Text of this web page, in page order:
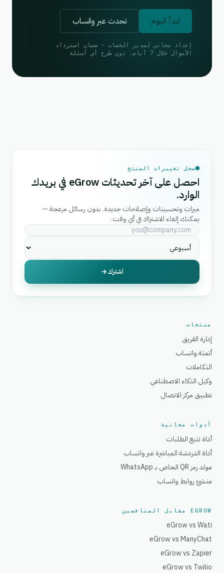
ابدأ اليوم تحدث عبر واتساب
إعداد مجاني لمدير الحساب · ضمان استرداد
الأموال خلال 7 أيام، دون طرح أي أسئلة
سجل تغييرات المنتج
احصل على آخر تحديثات eGrow في بريدك
الوارد.
ميزات وتحسينات وإصلاحات جديدة. بدون رسائل مزعجة —
يمكنك إلغاء الاشتراك في أي وقت.
اشترك
منتجات
إدارة الفريق
أتمتة واتساب
التكاملات
وكيل الذكاء الاصطناعي
تطبيق مركز الاتصال
أدوات مجانية
أداة تتبع الطلبات
أداة الدردشة المباشرة عبر واتساب
مولد رمز QR الخاص بـ WhatsApp
منشئ روابط واتساب
EGROW مقابل المنافسين
eGrow vs Wati
eGrow vs ManyChat
eGrow vs Zapier
eGrow vs Twilio